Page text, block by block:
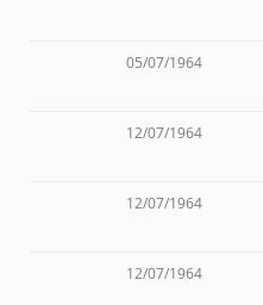
05/07/1964
12/07/1964
12/07/1964
12/07/1964